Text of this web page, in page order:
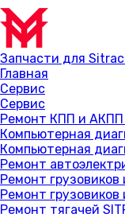
Запчасти для
Главная
Сервис
Сервис
Ремонт КПП и АКПП
Компьютерная
Компьютерная
Ремонт
Ремонт грузовиков
Ремонт грузовиков
Ремонт тягачей